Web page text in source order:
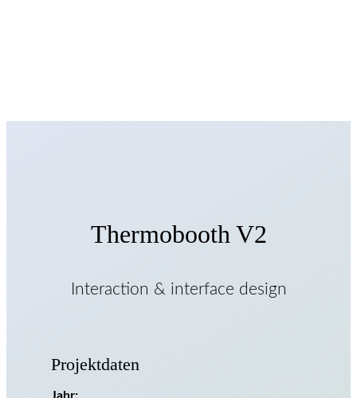
Thermobooth V2
Interaction & interface design
Projektdaten